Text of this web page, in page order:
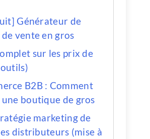
Générateur de
vente en gros
sur les prix de
B2B : Comment
boutique de gros
marketing de
distributeurs (mise à